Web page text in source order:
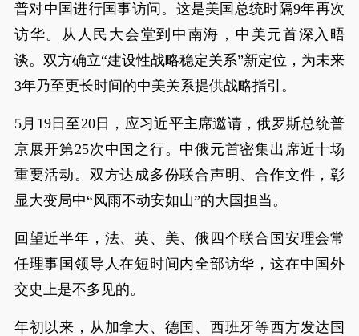
普对中国进行国事访问。这是美国总统时隔9年再次
访华。从人民大会堂到中南海，中美元首深入晤
谈。双方确立“建设性战略稳定关系”新定位，为未来
3年乃至更长时间的中美关系提供战略指引。
5月19日至20日，应习近平主席邀请，俄罗斯总统普
京展开第25次中国之行。中俄元首密集出席近十场
重要活动。双方达成多份联合声明、合作文件，彰
显大变局中“风雨不动安如山”的大国担当。
回望近半年，法、英、美、俄四个联合国安理会常
任理事国领导人在短时间内全部访华，这在中国外
交史上是不多见的。
年初以来，从加拿大、德国、西班牙等西方发达国